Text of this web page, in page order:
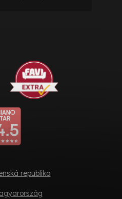
republika